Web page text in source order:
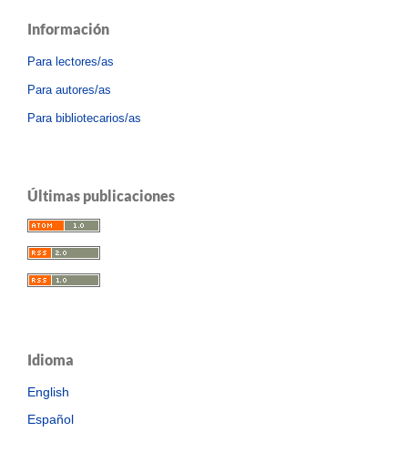
Información
Para lectores/as
Para autores/as
Para bibliotecarios/as
Últimas publicaciones
Idioma
English
Español